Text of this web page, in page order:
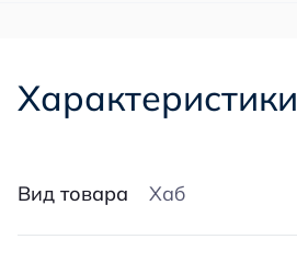
Характеристики
Вид товара Хаб